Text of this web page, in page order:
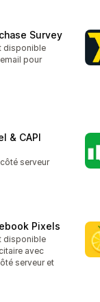
Survey
disponible
pour
& CAPI
serveur
Pixels
disponible
avec
serveur et